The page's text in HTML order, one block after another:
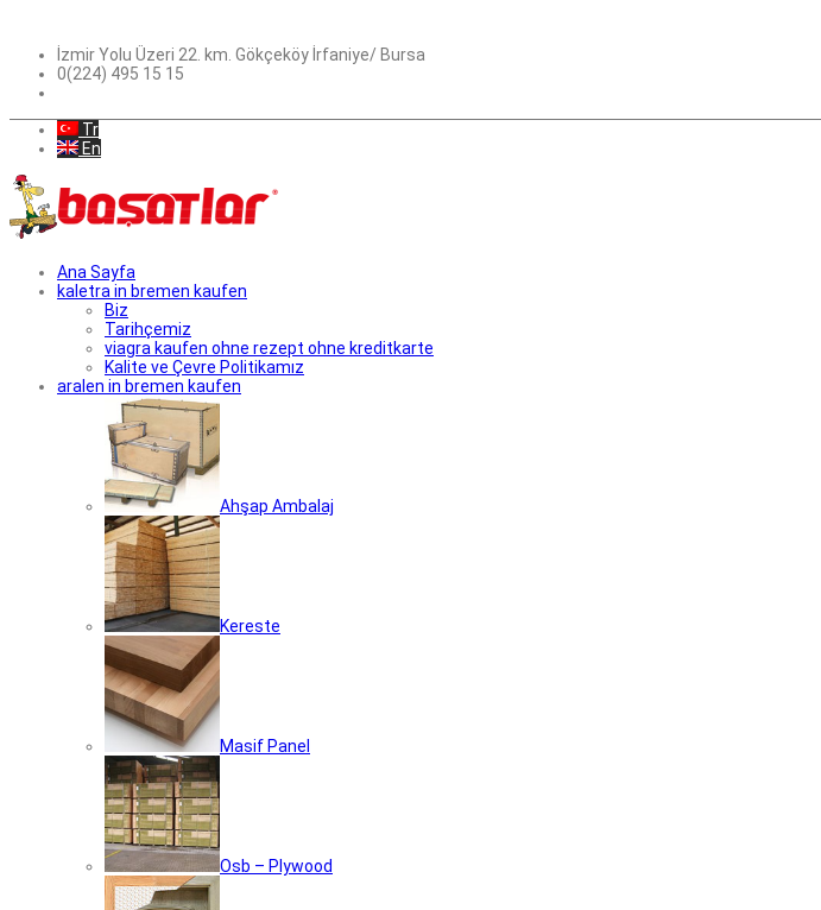
İzmir Yolu Üzeri 22. km. Gökçeköy İrfaniye/ Bursa
0(224) 495 15 15
Tr
En
Ana Sayfa
kaletra in bremen kaufen
Biz
Tarihçemiz
viagra kaufen ohne rezept ohne kreditkarte
Kalite ve Çevre Politikamız
aralen in bremen kaufen
Ahşap Ambalaj
Kereste
Masif Panel
Osb – Plywood